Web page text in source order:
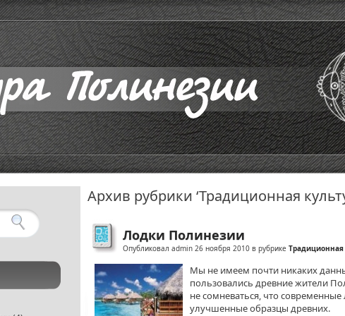
Архив рубрики ‘Традиционная
Лодки Полинезии
Опубликовал admin 26 ноября 2010 в рубрике Традиционная
Мы не имеем почти никаких
пользовались древние жители
не сомневаться, что
улучшенные образцы древних.